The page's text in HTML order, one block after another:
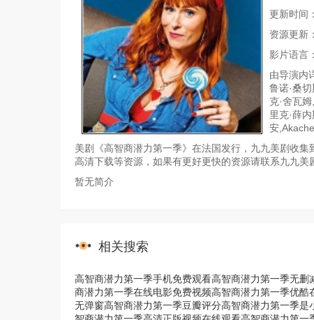
更新时间
资源更新
影片语言
由导演内
鲁诺·桑
克·舍瓦
里克·薛
安
美剧《高智商潜力第一季》在法国发行，九九美剧收
高清下载等资源，如果有更好更快的资源请联系九九美
暂无简介
相关搜索
高智商潜力第一季手机免费观看高智商潜力第一季无删
商潜力第一季在线电影免费视频高智商潜力第一季优酷
无弹窗高智商潜力第一季豆瓣评分高智商潜力第一季是